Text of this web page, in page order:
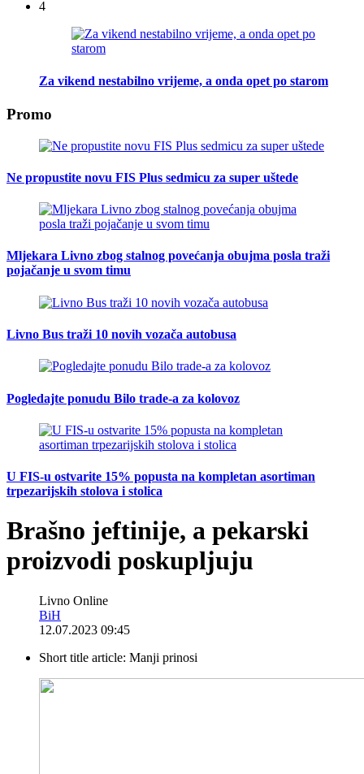
4
Za vikend nestabilno vrijeme, a onda opet po starom
Promo
Ne propustite novu FIS Plus sedmicu za super uštede
Mljekara Livno zbog stalnog povećanja obujma posla traži
pojačanje u svom timu
Livno Bus traži 10 novih vozača autobusa
Pogledajte ponudu Bilo trade-a za kolovoz
U FIS-u ostvarite 15% popusta na kompletan asortiman
trpezarijskih stolova i stolica
Brašno jeftinije, a pekarski
proizvodi poskupljuju
Livno Online
BiH
12.07.2023 09:45
Short title article: Manji prinosi